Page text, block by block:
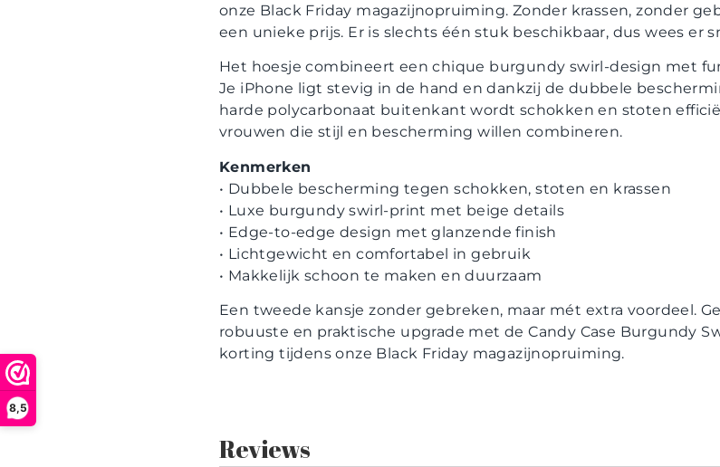
8,5
onze Black Friday magazijnopruiming. Zonder krassen, zonder
een unieke prijs. Er is slechts één stuk beschikbaar, dus wees er
Het hoesje combineert een chique burgundy swirl-design met
Je iPhone ligt stevig in de hand en dankzij de dubbele
harde polycarbonaat buitenkant wordt schokken en stoten
vrouwen die stijl en bescherming willen combineren.
Kenmerken
• Dubbele bescherming tegen schokken, stoten en krassen
• Luxe burgundy swirl-print met beige details
• Edge-to-edge design met glanzende finish
• Lichtgewicht en comfortabel in gebruik
• Makkelijk schoon te maken en duurzaam
Een tweede kansje zonder gebreken, maar mét extra voordeel.
robuuste en praktische upgrade met de Candy Case Burgundy
korting tijdens onze Black Friday magazijnopruiming.
Reviews